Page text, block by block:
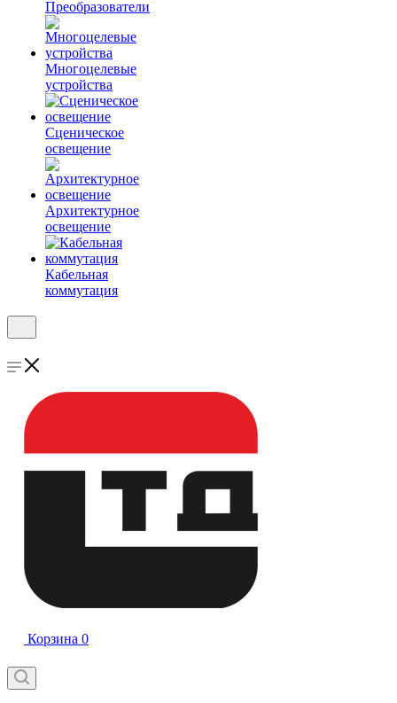
Преобразователи
Многоцелевые
устройства
Сценическое
освещение
Архитектурное
освещение
Кабельная
коммутация
Корзина 0